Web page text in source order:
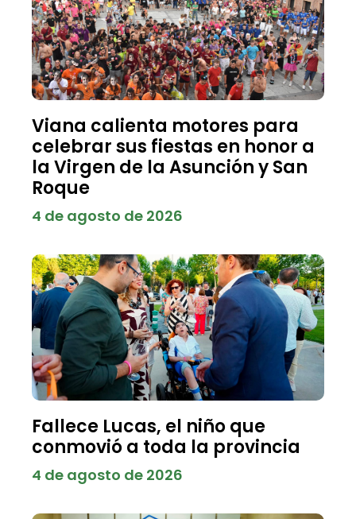
Viana calienta motores para
celebrar sus fiestas en honor a
la Virgen de la Asunción y San
Roque
4 de agosto de 2026
Fallece Lucas, el niño que
conmovió a toda la provincia
4 de agosto de 2026